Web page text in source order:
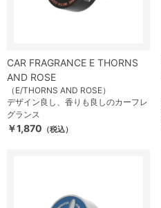
CAR FRAGRANCE E THORNS
AND ROSE
（E/THORNS AND ROSE）
デザイン良し、香りも良しのカーフレ
グランス
￥1,870 （税込）